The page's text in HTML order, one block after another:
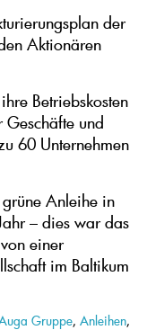
der
Aktionären
Betriebskosten
und
60 Unternehmen
Anleihe in
– dies war das
einer
im Baltikum
Gruppe, Anleihen,